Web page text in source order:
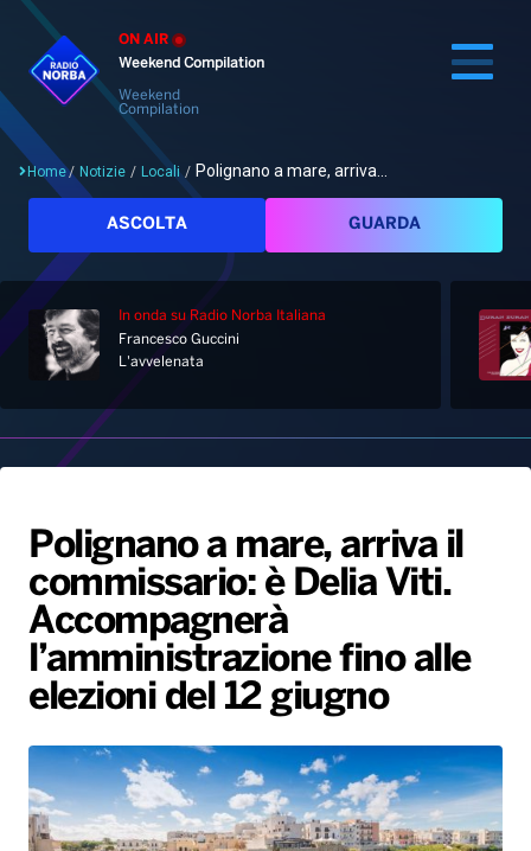
ON AIR
Weekend Compilation
Weekend
Compilation
Cerca
Home
Palinsesto
Hit Dance
Giochi&Concorsi
PALATOUR
Notizie
Locali
Musica e Spettacolo
Sport
Radio Norba Consiglia
Leggerissime
Playlist
Generale
Novità
Notiziario
Interviste
Oroscopo
Speciale Astrabilia 2026
Gallery
Radio Norba News TV
Voce al Bari
Battiti Live 2026
Gallery
Home/ Notizie / Locali / Polignano a mare, arriva...
ASCOLTA GUARDA
In onda su Radio Norba Italiana
Francesco Guccini
L'avvelenata
Polignano a mare, arriva il
commissario: è Delia Viti.
Accompagnerà
l’amministrazione fino alle
elezioni del 12 giugno